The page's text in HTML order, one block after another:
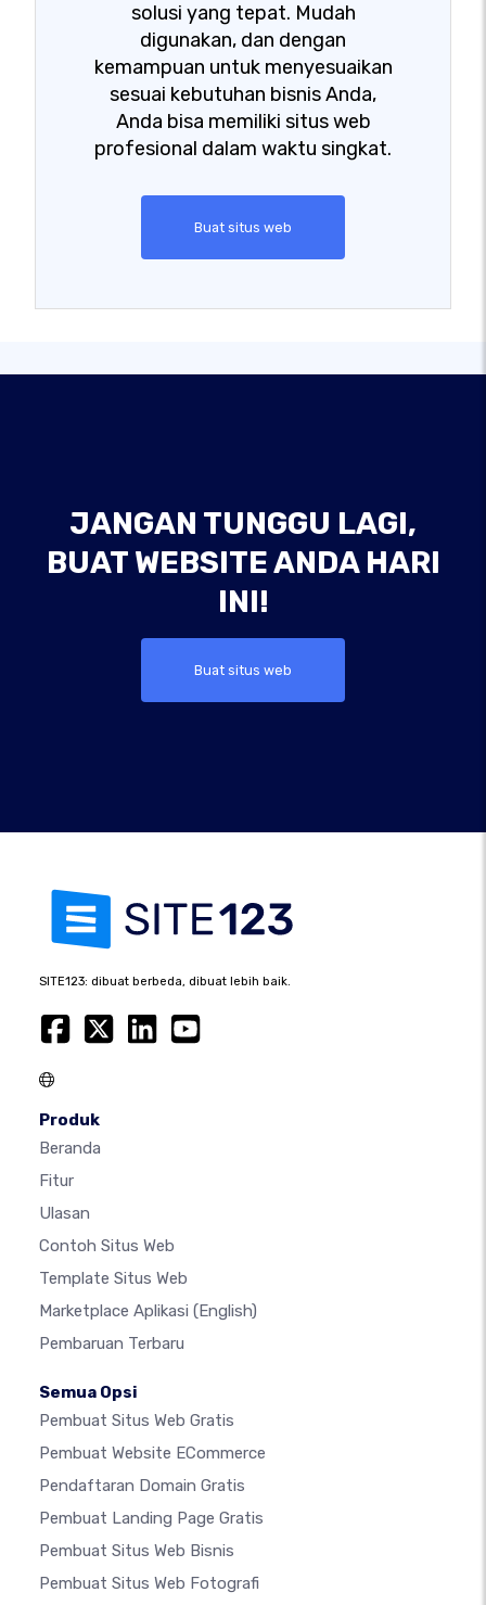
solusi yang tepat. Mudah
digunakan, dan dengan
kemampuan untuk menyesuaikan
sesuai kebutuhan bisnis Anda,
Anda bisa memiliki situs web
profesional dalam waktu singkat.
Buat situs web
JANGAN TUNGGU LAGI,
BUAT WEBSITE ANDA HARI
INI!
Buat situs web
SITE123: dibuat berbeda, dibuat lebih baik.
Produk
Beranda
Fitur
Ulasan
Contoh Situs Web
Template Situs Web
Marketplace Aplikasi (English)
Pembaruan Terbaru
Semua Opsi
Pembuat Situs Web Gratis
Pembuat Website ECommerce
Pendaftaran Domain Gratis
Pembuat Landing Page Gratis
Pembuat Situs Web Bisnis
Pembuat Situs Web Fotografi